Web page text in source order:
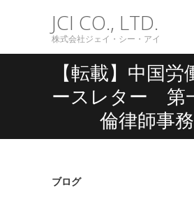
JCI CO., LTD.
株式会社ジェイ・シー・アイ
【転載】中国労
ースレター
倫律師事
ブログ